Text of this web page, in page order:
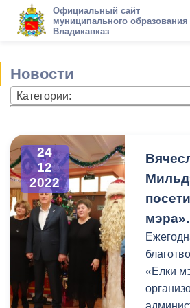
Официальный сайт
муниципального образования
Владикавказ
Новости
Категории:
24
12
2022
мэра».
«Елки